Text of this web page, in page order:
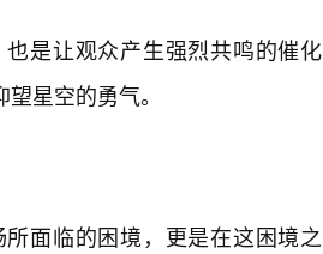
是让观众产生强烈共鸣的催化
星空的勇气。
面临的困境，更是在这困境之